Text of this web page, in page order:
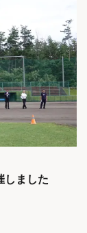
しました